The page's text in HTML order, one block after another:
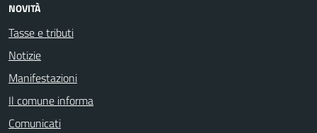
NOVITÀ
Tasse e tributi
Notizie
Manifestazioni
Il comune informa
Comunicati